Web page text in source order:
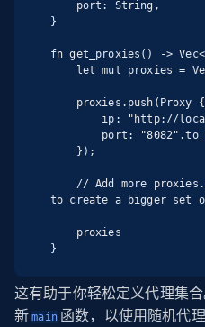
}
fn get_proxies() ->
to create a bigger set
}
这有助于你轻松定义代理集
新main函数，以使用随机代理